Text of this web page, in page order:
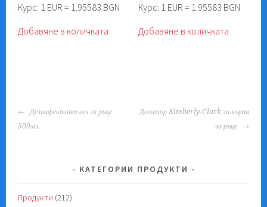
Курс: 1 EUR = 1.95583 BGN
Добавяне в количката
Курс: 1 EUR = 1.95583 BGN
Добавяне в количката
POST
NAVIGATION
Дезинфектант гел за ръце
500мл.
Дозатор Kimberly-Clark за кърпи
за ръце
КАТЕГОРИИ ПРОДУКТИ
Продукти (212)